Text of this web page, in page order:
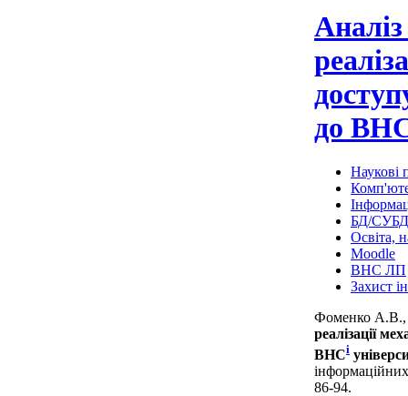
до ВНС
Наукові
БД/СУБД
Освіта,
Moodle
ВНС ЛП
Захист
Фоменко
реалізації
ВНСi
86-94.